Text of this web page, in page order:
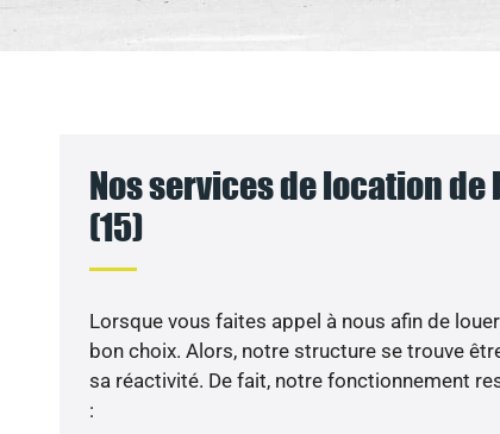
Nos services de location
(15)
Lorsque vous faites appel à nous afin de
bon choix. Alors, notre structure se trouve
sa réactivité. De fait, notre fonctionnement
: